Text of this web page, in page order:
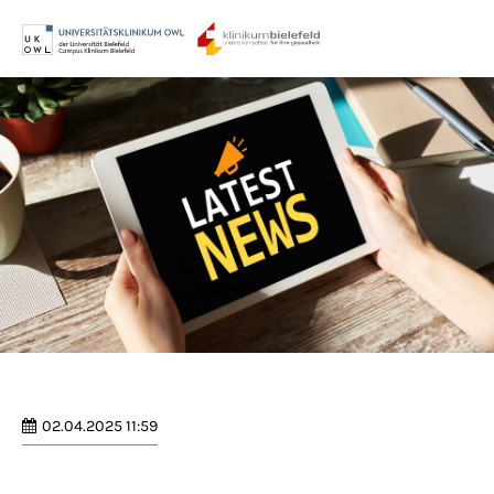
Login
Benutzername
Passwort
Anmelden
02.04.2025 11:59